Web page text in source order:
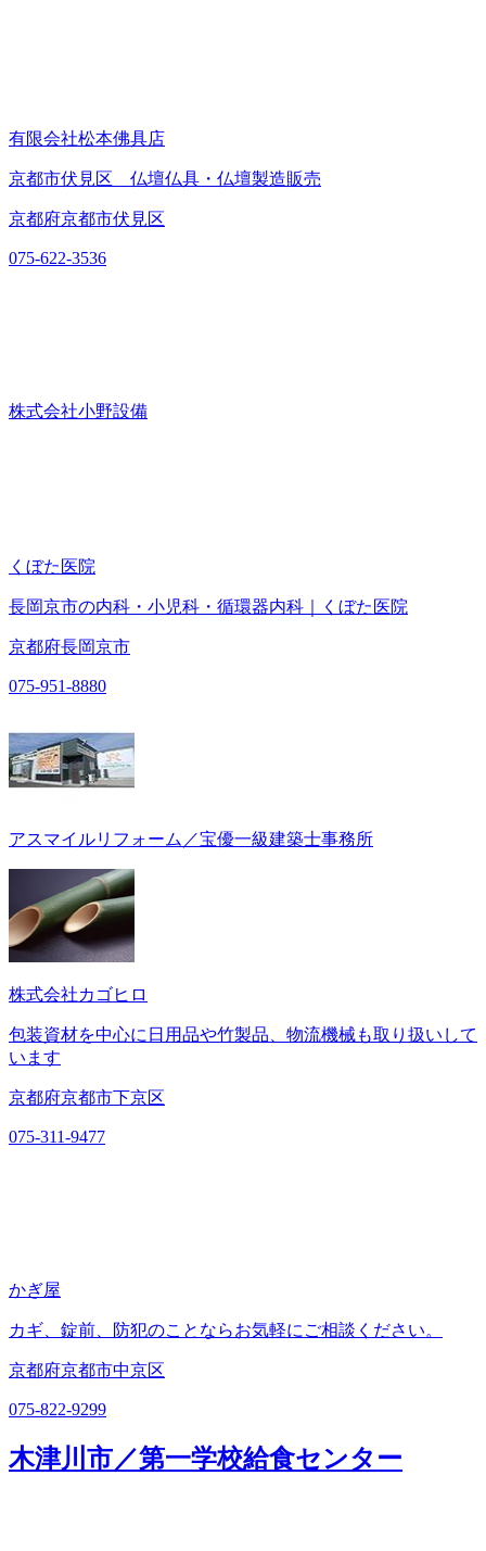
有限会社松本佛具店
京都市伏見区 仏壇仏具・仏壇製造販売
京都府京都市伏見区
075-622-3536
株式会社小野設備
くぼた医院
長岡京市の内科・小児科・循環器内科｜くぼた医院
京都府長岡京市
075-951-8880
アスマイルリフォーム／宝優一級建築士事務所
株式会社カゴヒロ
包装資材を中心に日用品や竹製品、物流機械も取り扱いして
います
京都府京都市下京区
075-311-9477
かぎ屋
カギ、錠前、防犯のことならお気軽にご相談ください。
京都府京都市中京区
075-822-9299
木津川市／第一学校給食センター